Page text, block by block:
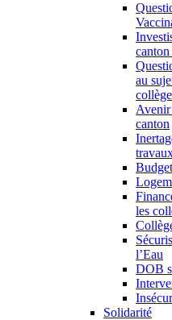
au
Avenir
canton
les
l’Eau
DOB
Solidarité